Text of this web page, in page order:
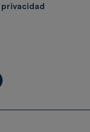
privacidad